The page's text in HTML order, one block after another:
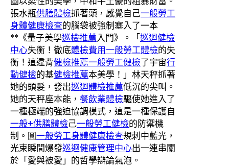
張水瓶供膳體檢抓著頭，感覺自己一般勞工
身體健康檢查的腦袋被強制塞入了一本
**《量子美學巡檢推薦入門》。「巡迴健檢
中心失衡！徹底體檢費用一般勞工體檢的失
衡！這違背健檢推薦一般勞工健檢了宇宙行
動健檢的基健檢推薦本美學！」林天秤抓著
她的頭髮，發出巡迴體檢推薦低沉的尖叫。
她的天秤座本能， 餐飲業體檢驅使她進入了
一種極端的強迫協調模式，這是一種保護自
一般+供膳體檢己一般勞工健檢的防禦機
制。圓一般勞工身體健康檢查規刺中藍光，
光束瞬間爆發巡迴健康管理中心出一連串關
於「愛與被愛」的哲學辯論氣泡。